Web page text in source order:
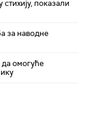
показали
за наводне
омогуће